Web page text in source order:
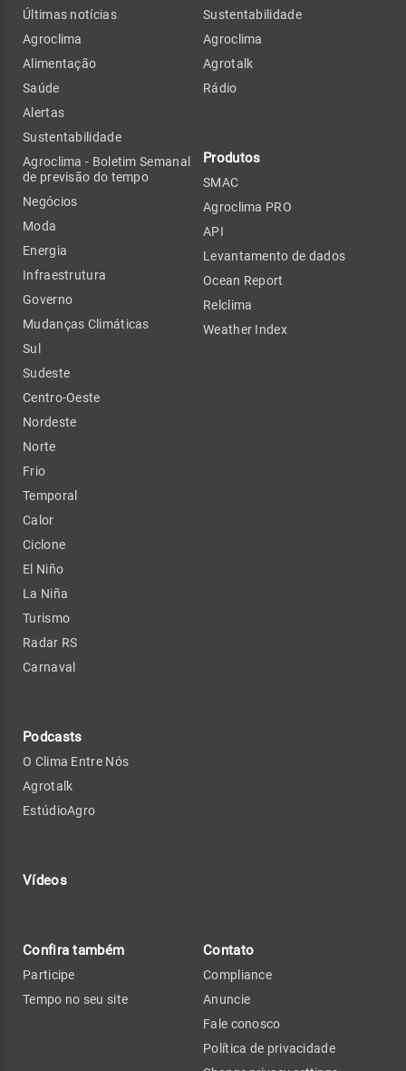
Últimas notícias
Agroclima
Alimentação
Saúde
Alertas
Sustentabilidade
Agroclima - Boletim Semanal
de previsão do tempo
Negócios
Moda
Energia
Infraestrutura
Governo
Mudanças Climáticas
Sul
Sudeste
Centro-Oeste
Nordeste
Norte
Frio
Temporal
Calor
Ciclone
El Niño
La Niña
Turismo
Radar RS
Carnaval
Podcasts
O Clima Entre Nós
Agrotalk
EstúdioAgro
Vídeos
Sustentabilidade
Agroclima
Agrotalk
Rádio
Produtos
SMAC
Agroclima PRO
API
Levantamento de dados
Ocean Report
Relclima
Weather Index
Confira também
Participe
Tempo no seu site
Contato
Compliance
Anuncie
Fale conosco
Política de privacidade